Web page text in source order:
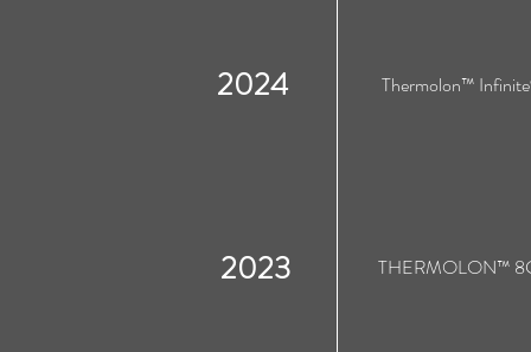
2024 Thermolon™
2023 THERMOLON™